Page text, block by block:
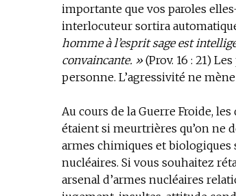
importante que vos paroles
interlocuteur sortira
homme à l’esprit sage est
convaincante. » (Prov. 16 : 21)
personne. L’agressivité ne
Au cours de la Guerre Froide,
étaient si meurtrières qu’on ne
armes chimiques et biologiques
nucléaires. Si vous souhaitez
arsenal d’armes nucléaires